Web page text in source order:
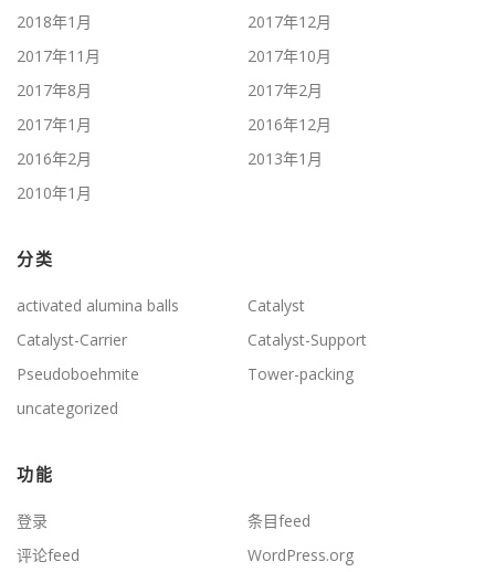
2018年1月
2017年12月
2017年11月
2017年10月
2017年8月
2017年2月
2017年1月
2016年12月
2016年2月
2013年1月
2010年1月
分类
activated alumina balls
Catalyst
Catalyst-Carrier
Catalyst-Support
Pseudoboehmite
Tower-packing
uncategorized
功能
登录
条目feed
评论feed
WordPress.org